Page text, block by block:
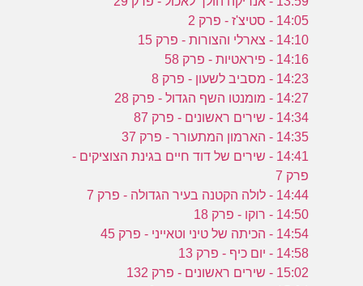
14:05 - סטיצ'ז - פרק 2
14:10 - צארלי והצורות - פרק 15
14:16 - פיראטיות - פרק 58
14:23 - מסביב לשעון - פרק 8
14:27 - מומנטו השף הגדול - פרק 28
14:34 - שירים ראשונים - פרק 87
14:35 - הארמון המתעורר - פרק 37
14:41 - שירים של דוד חיים בגינת הצוציקים -
פרק 7
14:44 - לולה הקטנה בעיר הגדולה - פרק 7
14:50 - רוקו - פרק 18
14:54 - הכיתה של טיני וטאייני - פרק 45
14:58 - יום כיף - פרק 13
15:02 - שירים ראשונים - פרק 132